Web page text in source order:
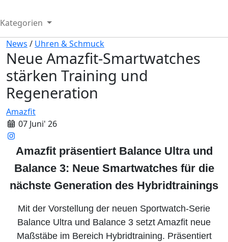
Kategorien
News / Uhren & Schmuck
Neue Amazfit-Smartwatches
stärken Training und
Regeneration
Amazfit
07 Juni' 26
Amazfit präsentiert Balance Ultra und
Balance 3: Neue Smartwatches für die
nächste Generation des Hybridtrainings
Mit der Vorstellung der neuen Sportwatch-Serie
Balance Ultra und Balance 3 setzt Amazfit neue
Maßstäbe im Bereich Hybridtraining. Präsentiert